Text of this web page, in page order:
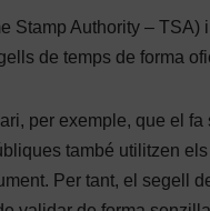
Stamp Authority – TSA)
de temps de forma
per exemple, que el
també utilitzen
Per tant, el segell